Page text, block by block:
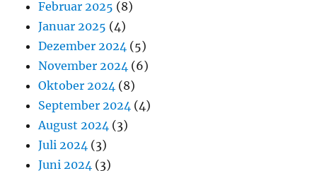
Februar 2025 (8)
Januar 2025 (4)
Dezember 2024 (5)
November 2024 (6)
Oktober 2024 (8)
September 2024 (4)
August 2024 (3)
Juli 2024 (3)
Juni 2024 (3)